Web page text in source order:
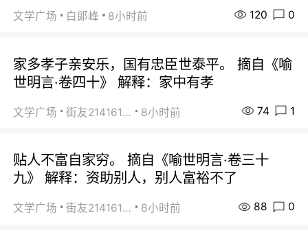
文学广场 白郞峰 8小时前 120 0
家多孝子亲安乐，国有忠臣世泰平。 摘自《喻
世明言·卷四十》 解释：家中有孝
文学广场 街友21416156 8小时前 74 1
贴人不富自家穷。 摘自《喻世明言·卷三十
九》 解释：资助别人，别人富裕不了
文学广场 街友21416156 8小时前 88 0